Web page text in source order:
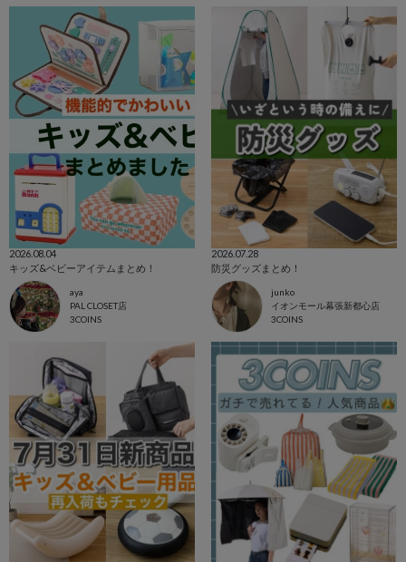
2026.08.04
キッズ&ベビーアイテムまとめ！
aya
PAL CLOSET店
3COINS
2026.07.28
防災グッズまとめ！
junko
イオンモール幕張新都心店
3COINS